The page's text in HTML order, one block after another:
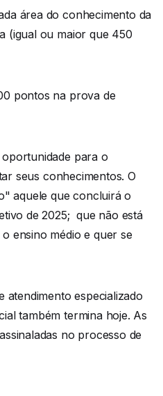
área do conhecimento da
(igual ou maior que 450
pontos na prova de
para o
seus conhecimentos. O
aquele que concluirá o
de 2025; que não está
ensino médio e quer se
atendimento especializado
também termina hoje. As
no processo de